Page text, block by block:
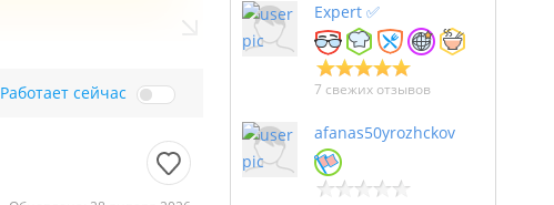
Работает сейчас
Expert ✅
7 свежих отзывов
afanas50yrozhckov